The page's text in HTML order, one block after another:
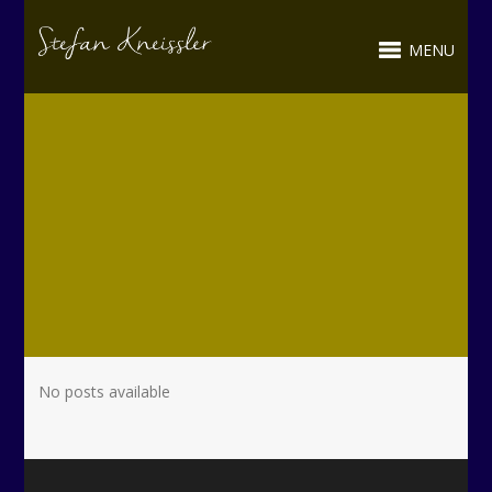
MENU
No posts available